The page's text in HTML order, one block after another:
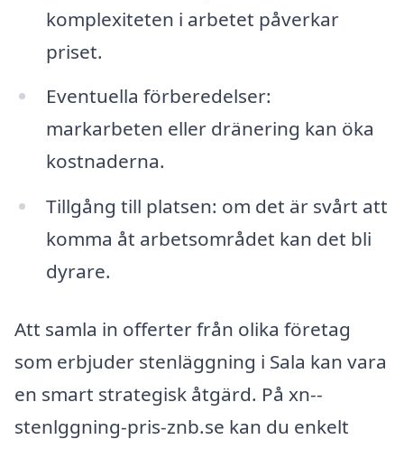
komplexiteten i arbetet påverkar
priset.
Eventuella förberedelser:
markarbeten eller dränering kan öka
kostnaderna.
Tillgång till platsen: om det är svårt att
komma åt arbetsområdet kan det bli
dyrare.
Att samla in offerter från olika företag
som erbjuder stenläggning i Sala kan vara
en smart strategisk åtgärd. På xn--
stenlggning-pris-znb.se kan du enkelt